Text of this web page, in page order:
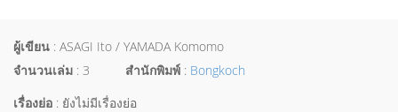
ผู้เขียน : ASAGI Ito / YAMADA Komomo
จำนวนเล่ม : 3 สำนักพิมพ์ : Bongkoch
เรื่องย่อ : ยังไม่มีเรื่องย่อ